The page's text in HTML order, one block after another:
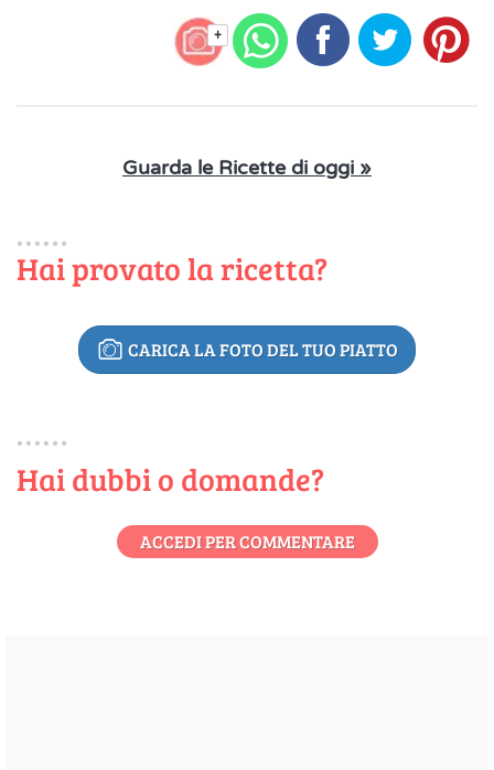
+
Guarda le Ricette di oggi »
Hai provato la ricetta?
CARICA LA FOTO DEL TUO PIATTO
Hai dubbi o domande?
ACCEDI PER COMMENTARE